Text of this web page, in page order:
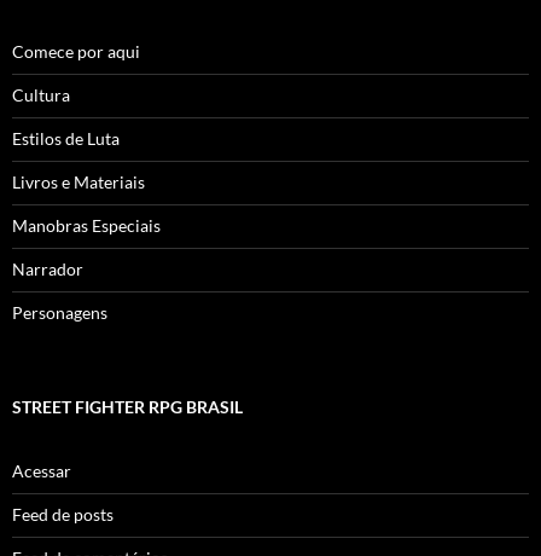
Comece por aqui
Cultura
Estilos de Luta
Livros e Materiais
Manobras Especiais
Narrador
Personagens
STREET FIGHTER RPG BRASIL
Acessar
Feed de posts